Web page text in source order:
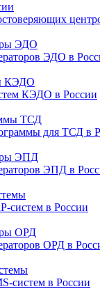
ЭДО
ЭДО в
КЭДО
КЭДО в России
ТСД
для ТСД в
ЭПД
ЭПД в
систем в России
ОРД
ОРД в
систем в России